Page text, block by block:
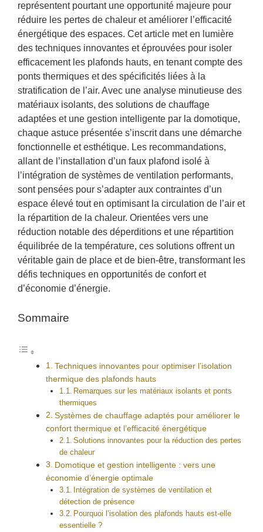
représentent pourtant une opportunité majeure pour
réduire les pertes de chaleur et améliorer l’efficacité
énergétique des espaces. Cet article met en lumière
des techniques innovantes et éprouvées pour isoler
efficacement les plafonds hauts, en tenant compte des
ponts thermiques et des spécificités liées à la
stratification de l’air. Avec une analyse minutieuse des
matériaux isolants, des solutions de chauffage
adaptées et une gestion intelligente par la domotique,
chaque astuce présentée s’inscrit dans une démarche
fonctionnelle et esthétique. Les recommandations,
allant de l’installation d’un faux plafond isolé à
l’intégration de systèmes de ventilation performants,
sont pensées pour s’adapter aux contraintes d’un
espace élevé tout en optimisant la circulation de l’air et
la répartition de la chaleur. Orientées vers une
réduction notable des déperditions et une répartition
équilibrée de la température, ces solutions offrent un
véritable gain de place et de bien-être, transformant les
défis techniques en opportunités de confort et
d’économie d’énergie.
Sommaire
Techniques innovantes pour optimiser l’isolation
thermique des plafonds hauts
Remarques sur les matériaux isolants et ponts
thermiques
Systèmes de chauffage adaptés pour améliorer le
confort thermique et l’efficacité énergétique
Solutions innovantes pour la réduction des pertes
de chaleur
Domotique et gestion intelligente : vers une
économie d’énergie optimale
Intégration de systèmes de ventilation et
détection de présence
Pourquoi l’isolation des plafonds hauts est-elle
essentielle ?